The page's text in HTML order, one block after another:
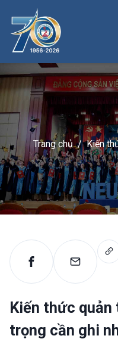
Trang chủ / Kiến
ghi nhớ
Kiến thức quản
trọng cần ghi